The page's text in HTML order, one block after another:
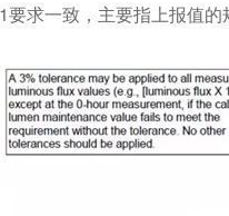
求一致，主要指上报值